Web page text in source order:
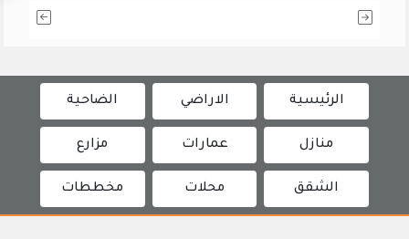
الرئيسية الاراضي الضاحية
منازل عمارات مزارع
الشقق محلات مخططات